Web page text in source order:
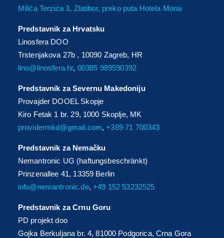
Milića Terzića 3, Zlatibor, preko puta Hotela Mona
Predstavnik za Hrvatsku
Linosfera DOO
Trstenjakova 27b , 10090 Zagreb, HR
lino@linosfera.hr, 00385 989590392
Predstavnik za Severnu Makedoniju
Provajder DOOEL Skopje
Kiro Fetak 1 br. 29, 1000 Skoplje, MK
providermkd@gmail.com,+389 71 700343
Predstavnik za Nemačku
Nemantronic UG (haftungsbeschränkt)
Prinzenallee 41, 13359 Berlin
info@nemantronic.de,+49 152 53232525
Predstavnik za Crnu Goru
PD projekt doo
Gojka Berkuljana br. 4, 81000 Podgorica, Crna Gora